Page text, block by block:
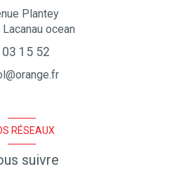
Plantey
Lacanau ocean
15 52
RÉSEAUX
suivre